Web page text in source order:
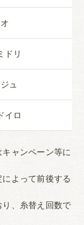
ドリ
ュ
イロ
ャンペーン等に
よって前後する
、糸替え回数で